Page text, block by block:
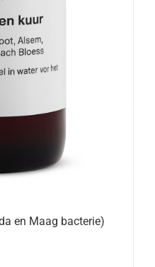
en Maag bacterie)